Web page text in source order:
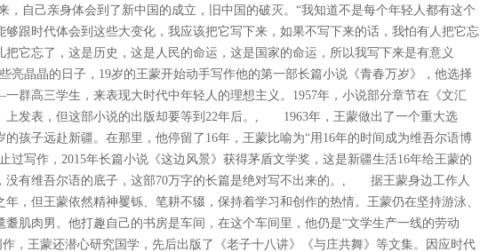
己亲身体会到了新中国的成立，旧中国的破灭。“我知道不是每个年轻人都有这个
够跟时代体会到这些大变化，我应该把它写下来，如果不写下来的话，我怕有人把它忘
把它忘了，这是历史，这是人民的命运，这是国家的命运，所以我写下来是有意义
亮晶晶的日子，19岁的王蒙开始动手写作他的第一部长篇小说《青春万岁》，他选择
群高三学生，来表现大时代中年轻人的理想主义。1957年，小说部分章节在《文汇
上发表，但这部小说的出版却要等到22年后。, 1963年，王蒙做出了一个重大选
的孩子远赴新疆。在那里，他停留了16年，王蒙比喻为“用16年的时间成为维吾尔语博
过写作，2015年长篇小说《这边风景》获得茅盾文学奖，这是新疆生活16年给王蒙的
没有维吾尔语的底子，这部70万字的长篇是绝对写不出来的。, 据王蒙身边工作人
年，但王蒙依然精神矍铄、笔耕不辍，保持着学习和创作的热情。王蒙仍在坚持游泳、
耋肌肉男。他打趣自己的书房是车间，在这个车间里，他仍是“文学生产一线的劳动
王蒙还潜心研究国学，先后出版了《老子十八讲》《与庄共舞》等文集。因应时代